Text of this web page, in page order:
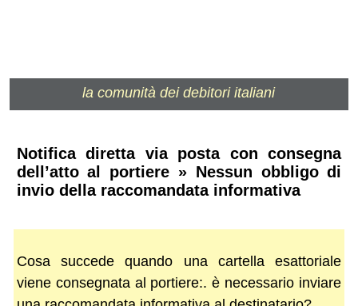
la comunità dei debitori italiani
Notifica diretta via posta con consegna
dell’atto al portiere » Nessun obbligo di
invio della raccomandata informativa
Cosa succede quando una cartella esattoriale
viene consegnata al portiere:. è necessario inviare